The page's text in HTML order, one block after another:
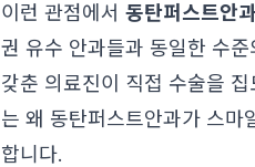
이런 관점에서 동탄퍼스트안
권 유수 안과들과 동일한 수준
갖춘 의료진이 직접 수술을 집
는 왜 동탄퍼스트안과가 스마
합니다.